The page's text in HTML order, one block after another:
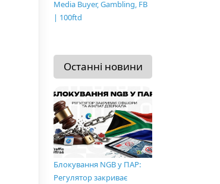
Media Buyer, Gambling, FB
| 100ftd
Останні новини
Блокування NGB у ПАР:
Регулятор закриває